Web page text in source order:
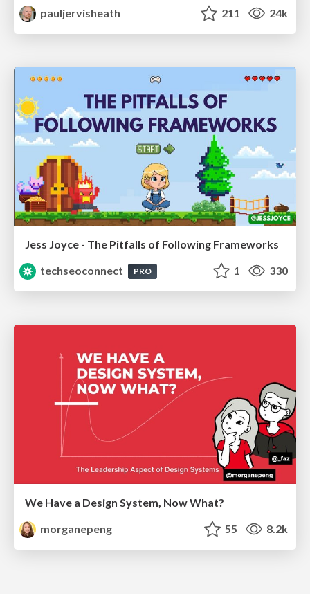
pauljervisheath
211 24k
Jess Joyce - The Pitfalls of Following Frameworks
techseoconnect
PRO 1 330
We Have a Design System, Now What?
morganepeng
55 8.2k